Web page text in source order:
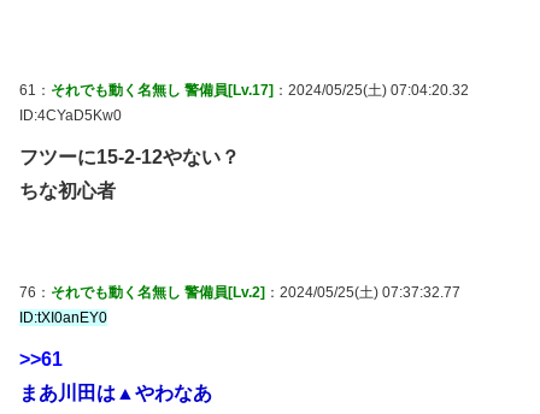
61： それでも動く名無し 警備員[Lv.17] ：2024/05/25(土) 07:04:20.32
ID:4CYaD5Kw0
フツーに15-2-12やない？
ちな初心者
76： それでも動く名無し 警備員[Lv.2] ：2024/05/25(土) 07:37:32.77
ID:tXI0anEY0
>>61
まあ川田は▲やわなあ